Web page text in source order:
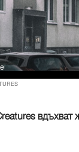
вдъхват